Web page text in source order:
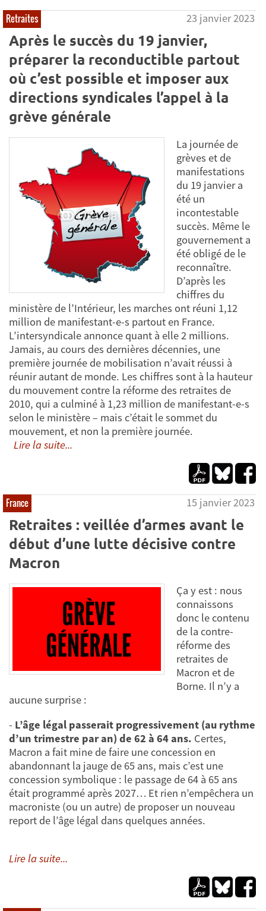
Retraites 23 janvier 2023
Après le succès du 19 janvier,
préparer la reconductible partout
où c’est possible et imposer aux
directions syndicales l’appel à la
grève générale
La journée de
grèves et de
manifestations
du 19 janvier a
été un
incontestable
succès. Même le
gouvernement a
été obligé de le
reconnaître.
D’après les
chiffres du
ministère de l’Intérieur, les marches ont réuni 1,12
million de manifestant-e-s partout en France.
L’intersyndicale annonce quant à elle 2 millions.
Jamais, au cours des dernières décennies, une
première journée de mobilisation n’avait réussi à
réunir autant de monde. Les chiffres sont à la hauteur
du mouvement contre la réforme des retraites de
2010, qui a culminé à 1,23 million de manifestant-e-s
selon le ministère – mais c’était le sommet du
mouvement, et non la première journée.
Lire la suite...
France 15 janvier 2023
Retraites : veillée d’armes avant le
début d’une lutte décisive contre
Macron
Ça y est : nous
connaissons
donc le contenu
de la contre-
réforme des
retraites de
Macron et de
Borne. Il n’y a
aucune surprise :
- L’âge légal passerait progressivement (au rythme
d’un trimestre par an) de 62 à 64 ans. Certes,
Macron a fait mine de faire une concession en
abandonnant la jauge de 65 ans, mais c’est une
concession symbolique : le passage de 64 à 65 ans
était programmé après 2027… Et rien n’empêchera un
macroniste (ou un autre) de proposer un nouveau
report de l’âge légal dans quelques années.
Lire la suite...